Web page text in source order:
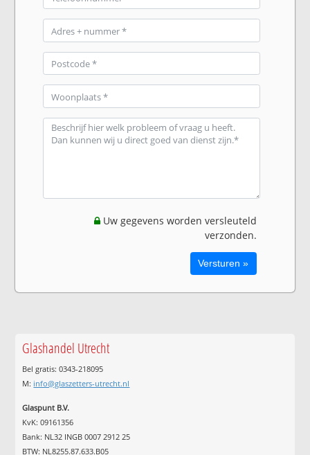
Uw gegevens worden versleuteld
verzonden.
Glashandel Utrecht
Bel gratis: 0343-218095
M: info@glaszetters-utrecht.nl
Glaspunt B.V.
KvK: 09161356
Bank: NL32 INGB 0007 2912 25
BTW: NL8255.87.633.B05